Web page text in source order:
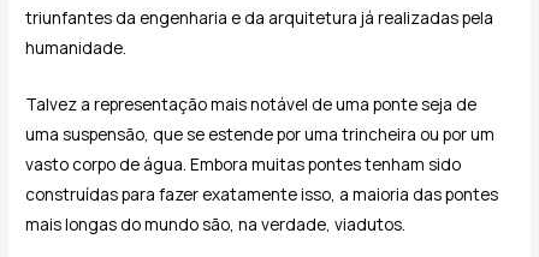
triunfantes da engenharia e da arquitetura já realizadas pela
humanidade.
Talvez a representação mais notável de uma ponte seja de
uma suspensão, que se estende por uma trincheira ou por um
vasto corpo de água. Embora muitas pontes tenham sido
construídas para fazer exatamente isso, a maioria das pontes
mais longas do mundo são, na verdade, viadutos.